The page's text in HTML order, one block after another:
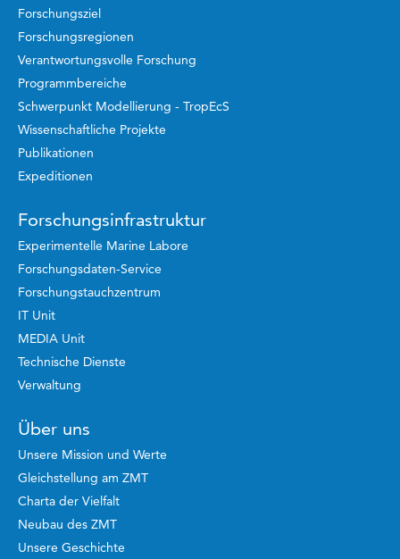
Forschungsziel
Forschungsregionen
Verantwortungsvolle Forschung
Programmbereiche
Schwerpunkt Modellierung - TropEcS
Wissenschaftliche Projekte
Publikationen
Expeditionen
Forschungsinfrastruktur
Experimentelle Marine Labore
Forschungsdaten-Service
Forschungstauchzentrum
IT Unit
MEDIA Unit
Technische Dienste
Verwaltung
Über uns
Unsere Mission und Werte
Gleichstellung am ZMT
Charta der Vielfalt
Neubau des ZMT
Unsere Geschichte